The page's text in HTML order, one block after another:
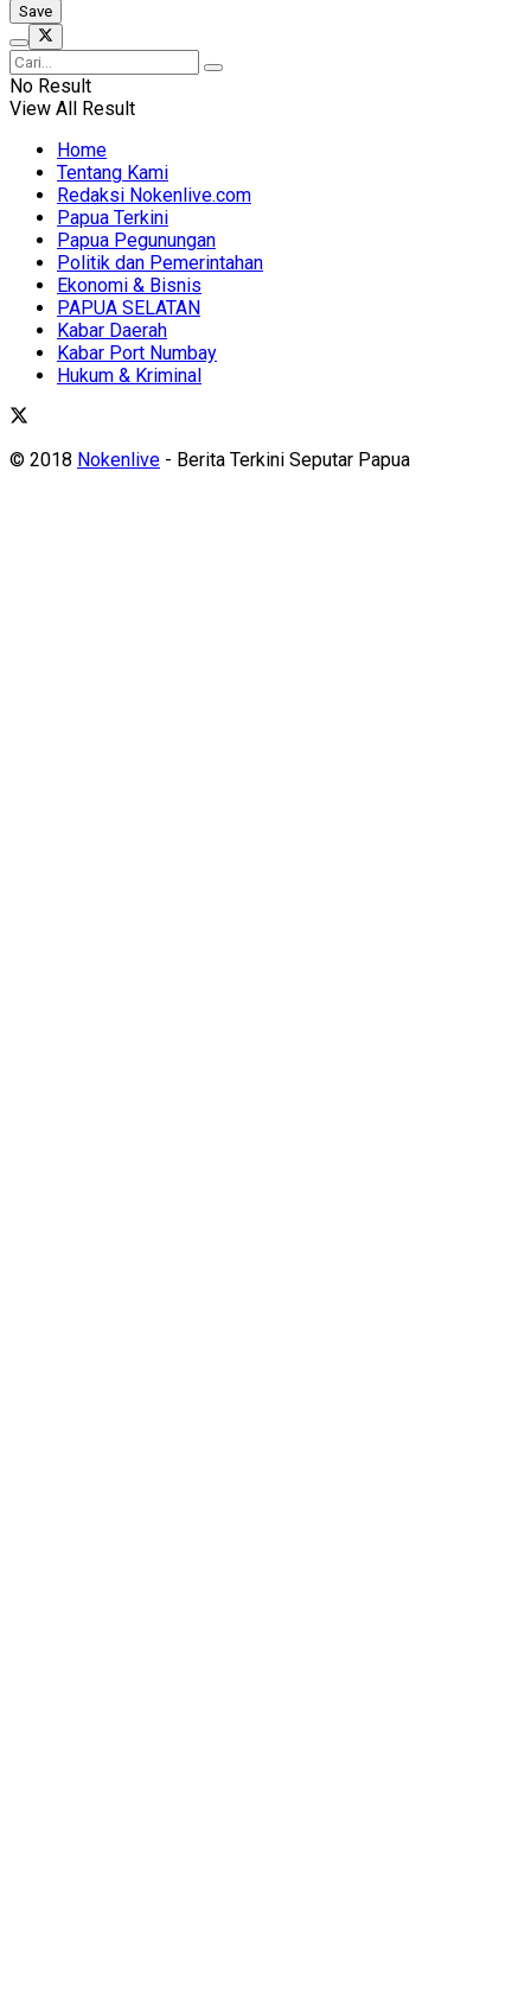
No Result
View All Result
Home
Tentang Kami
Redaksi Nokenlive.com
Papua Terkini
Papua Pegunungan
Politik dan Pemerintahan
Ekonomi & Bisnis
PAPUA SELATAN
Kabar Daerah
Kabar Port Numbay
Hukum & Kriminal
© 2018 Nokenlive - Berita Terkini Seputar Papua